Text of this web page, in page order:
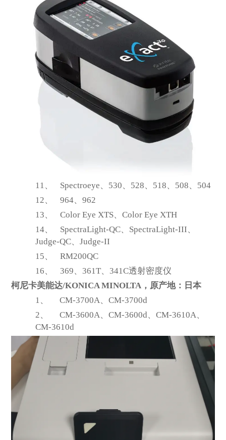
11、 Spectroeye、530、528、518、508、504
12、
964、962
13、
Color Eye XTS、Color Eye XTH
14、
SpectraLight-QC、SpectraLight-III、
Judge-QC、Judge-II
15、
RM200QC
16、
369、361T、341C透射密度仪
柯尼卡美能达/KONICA MINOLTA，原产地：日本
1、
CM-3700A、CM-3700d
2、
CM-3600A、CM-3600d、CM-3610A、
CM-3610d